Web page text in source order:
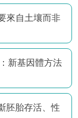
來自土壤而非
新基因體方法
胚胎存活、性